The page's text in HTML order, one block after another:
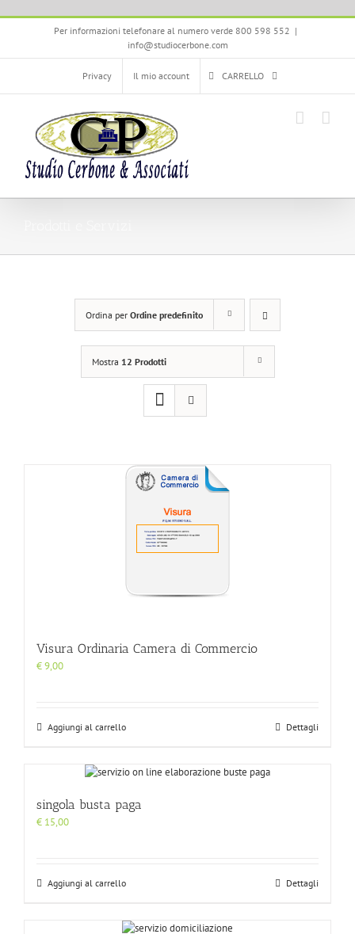
Salta
Per informazioni telefonare al numero verde 800 598 552 |
info@studiocerbone.com
Privacy Il mio account CARRELLO
Ordina per Ordine predefinito
Mostra 12 Prodotti
Visura Ordinaria Camera di Commercio
€9,00
Aggiungi al carrello Dettagli
singola busta paga
€ 15,00
Aggiungi al carrello Dettagli